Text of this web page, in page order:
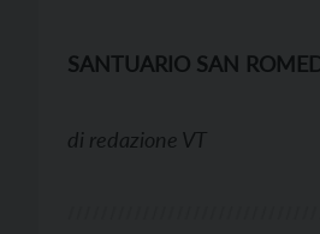
SANTUARIO SAN
di redazione VT